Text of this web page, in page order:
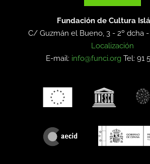
Fundación de Cultura
C/ Guzmán el Bueno, 3 - 2º dcha
Localización
E-mail: info@funci.org Tel: 91